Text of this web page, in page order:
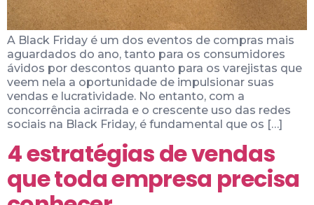
A Black Friday é um dos eventos de compras mais
aguardados do ano, tanto para os consumidores
ávidos por descontos quanto para os varejistas que
veem nela a oportunidade de impulsionar suas
vendas e lucratividade. No entanto, com a
concorrência acirrada e o crescente uso das redes
sociais na Black Friday, é fundamental que os […]
4 estratégias de vendas
que toda empresa precisa